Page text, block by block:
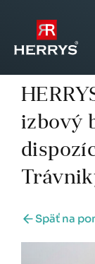
izbový
Späť na